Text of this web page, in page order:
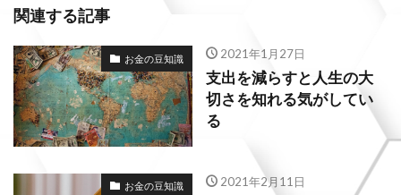
関連する記事
お金の豆知識 2021年1月27日
支出を減らすと人生の大
切さを知れる気がしてい
る
お金の豆知識 2021年2月11日